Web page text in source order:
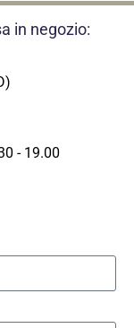
in negozio:
- 19.00